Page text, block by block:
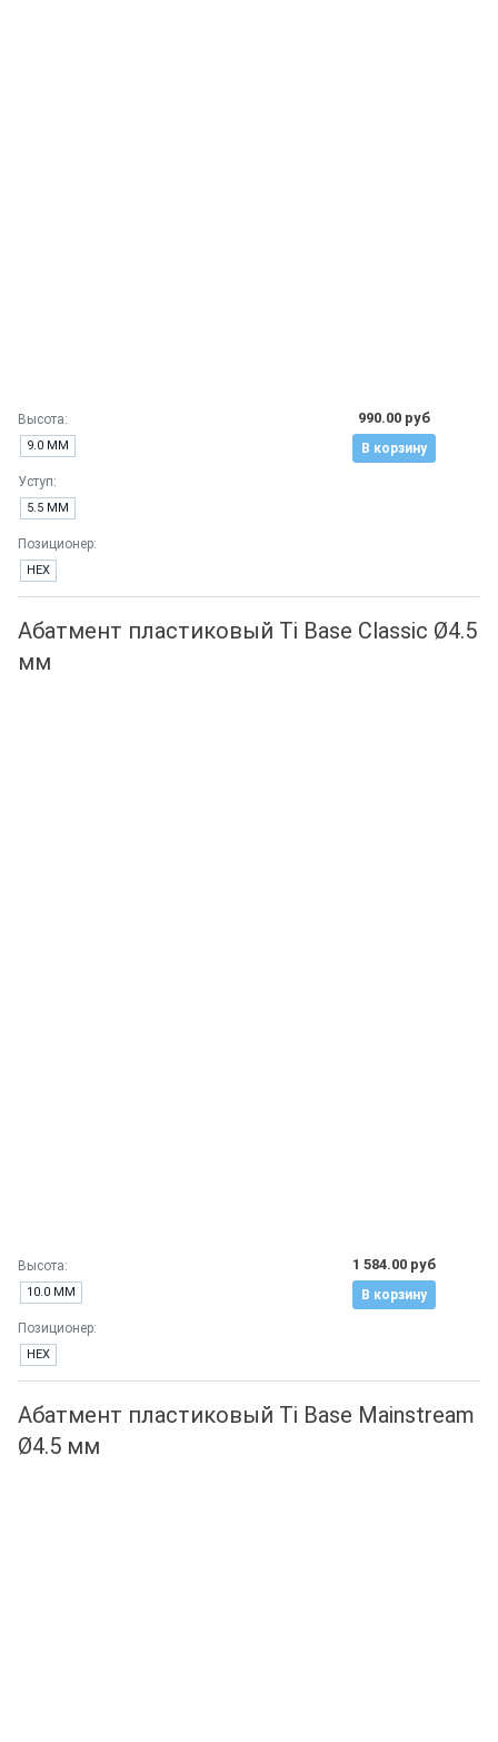
Высота:
9.0 ММ
Уступ:
5.5 ММ
Позиционер:
HEX
990.00 руб
В корзину
Абатмент пластиковый Ti Base Classic Ø4.5
мм
Высота:
10.0 ММ
Позиционер:
HEX
1 584.00 руб
В корзину
Абатмент пластиковый Ti Base Mainstream
Ø4.5 мм